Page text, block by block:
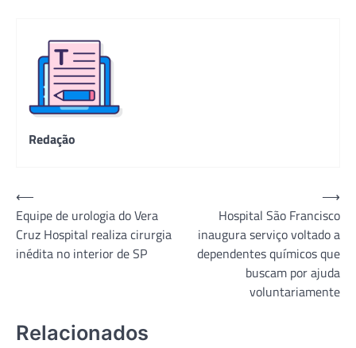
Redação
Navegação
de
Post
⟵
Equipe de urologia do Vera
Cruz Hospital realiza cirurgia
inédita no interior de SP
Hospital São Francisco
inaugura serviço voltado a
dependentes químicos que
buscam por ajuda
voluntariamente
⟶
Relacionados